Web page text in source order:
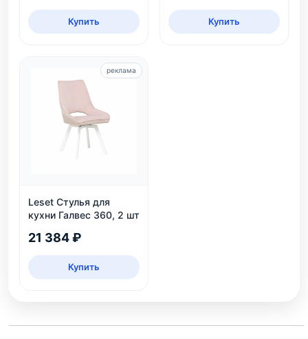
Купить Купить
Leset Стулья для
кухни Галвес 360, 2 шт
21 384 ₽
Купить
реклама